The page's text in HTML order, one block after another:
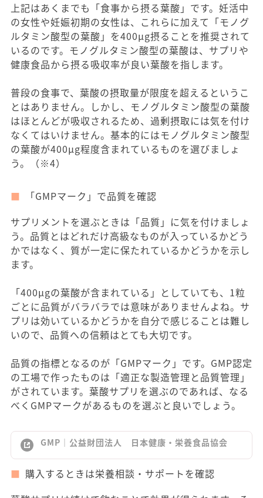
上記はあくまでも「食事から摂る葉酸」です。妊活中
の女性や妊娠初期の女性は、これらに加えて「モノグ
ルタミン酸型の葉酸」を400μg摂ることを推奨されて
いるのです。モノグルタミン酸型の葉酸は、サプリや
健康食品から摂る吸収率が良い葉酸を指します。
普段の食事で、葉酸の摂取量が限度を超えるというこ
とはありません。しかし、モノグルタミン酸型の葉酸
はほとんどが吸収されるため、過剰摂取には気を付け
なくてはいけません。基本的にはモノグルタミン酸型
の葉酸が400μg程度含まれているものを選びましょ
う。（※4）
「GMPマーク」で品質を確認
サプリメントを選ぶときは「品質」に気を付けましょ
う。品質とはどれだけ高級なものが入っているかどう
かではなく、質が一定に保たれているかどうかを示し
ます。
「400μgの葉酸が含まれている」としていても、1粒
ごとに品質がバラバラでは意味がありませんよね。サ
プリは効いているかどうかを自分で感じることは難し
いので、品質への信頼はとても大切です。
品質の指標となるのが「GMPマーク」です。GMP認定
の工場で作ったものは「適正な製造管理と品質管理」
がされています。葉酸サプリを選ぶのであれば、なる
べくGMPマークがあるものを選ぶと良いでしょう。
GMP｜公益財団法人 日本健康・栄養食品協会
購入するときは栄養相談・サポートを確認